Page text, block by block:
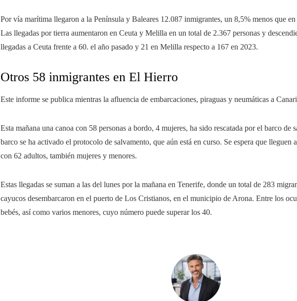
Por vía marítima llegaron a la Península y Baleares 12.087 inmigrantes, un 8,5% menos que
Las llegadas por tierra aumentaron en Ceuta y Melilla en un total de 2.367 personas y
llegadas a Ceuta frente a 60. el año pasado y 21 en Melilla respecto a 167 en 2023.
Otros 58 inmigrantes en El Hierro
Este informe se publica mientras la afluencia de embarcaciones, piraguas y neumáticas a
Esta mañana una canoa con 58 personas a bordo, 4 mujeres, ha sido rescatada por el barco
barco se ha activado el protocolo de salvamento, que aún está en curso. Se espera que lleguen
con 62 adultos, también mujeres y menores.
Estas llegadas se suman a las del lunes por la mañana en Tenerife, donde un total de 283
cayucos desembarcaron en el puerto de Los Cristianos, en el municipio de Arona. Entre los
bebés, así como varios menores, cuyo número puede superar los 40.